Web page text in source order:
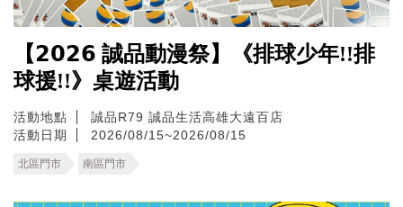
【𝟮𝟬𝟮𝟲 誠品動漫祭】《排球少年!!排
球援!!》桌遊活動
活動地點 誠品R79 誠品生活高雄大遠百店
活動日期
2026/08/15~2026/08/15
北區門市 南區門市